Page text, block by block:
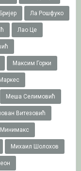
Ла Рошфуко
Лао Це
Максим Горки
Меша Селимовић
Витезовић
Минимакс
Михаил Шолохов